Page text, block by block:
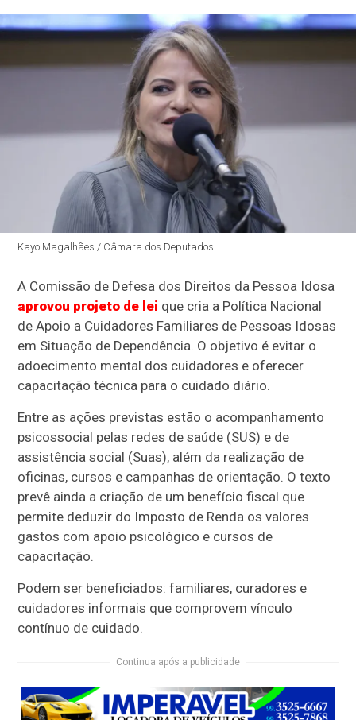
Kayo Magalhães / Câmara dos Deputados
A Comissão de Defesa dos Direitos da Pessoa Idosa
aprovou projeto de lei que cria a Política Nacional
de Apoio a Cuidadores Familiares de Pessoas Idosas
em Situação de Dependência. O objetivo é evitar o
adoecimento mental dos cuidadores e oferecer
capacitação técnica para o cuidado diário.
Entre as ações previstas estão o acompanhamento
psicossocial pelas redes de saúde (SUS) e de
assistência social (Suas), além da realização de
oficinas, cursos e campanhas de orientação. O texto
prevê ainda a criação de um benefício fiscal que
permite deduzir do Imposto de Renda os valores
gastos com apoio psicológico e cursos de
capacitação.
Podem ser beneficiados: familiares, curadores e
cuidadores informais que comprovem vínculo
contínuo de cuidado.
Continua após a publicidade